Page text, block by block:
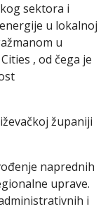
sektora i
u lokalnoj
u
, od čega je
županiji
naprednih
uprave.
i